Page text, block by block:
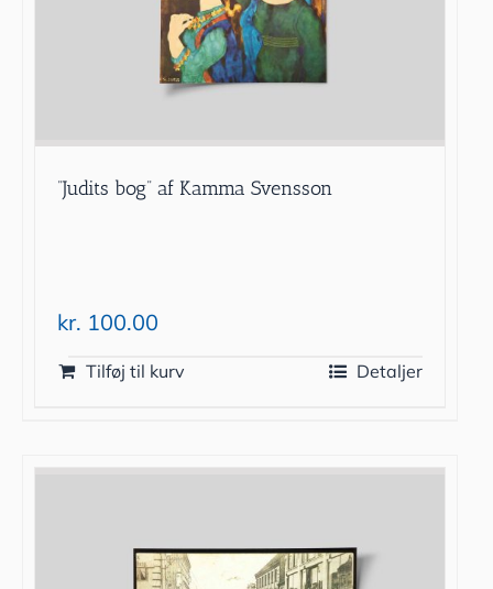
”Judits bog” af Kamma Svensson
kr. 100.00
Tilføj til kurv Detaljer